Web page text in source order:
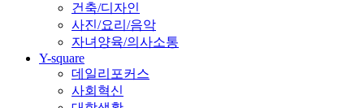
건축/디자인
사진/요리/음악
자녀양육/의사소통
Y-square
데일리포커스
사회혁신